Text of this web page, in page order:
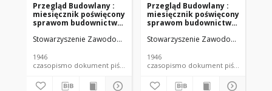
Przegląd Budowlany :
miesięcznik poświęcony
sprawom budownictwa
Zawodowego
Budowlanych R. P. R.
XVIII nr 12 (1946)
Stowarzyszenie Zawodowe Przemysłowców Budowlanych
1946
czasopismo dokument piśmienniczy
Przegląd Budowlany :
miesięcznik poświęcony
sprawom budownictwa
Zawodowego
Budowlanych R. P. R.
XVIII nr 5 (1946)
Stowarzyszenie Zawodowe
1946
czasopismo dokument piśmienniczy